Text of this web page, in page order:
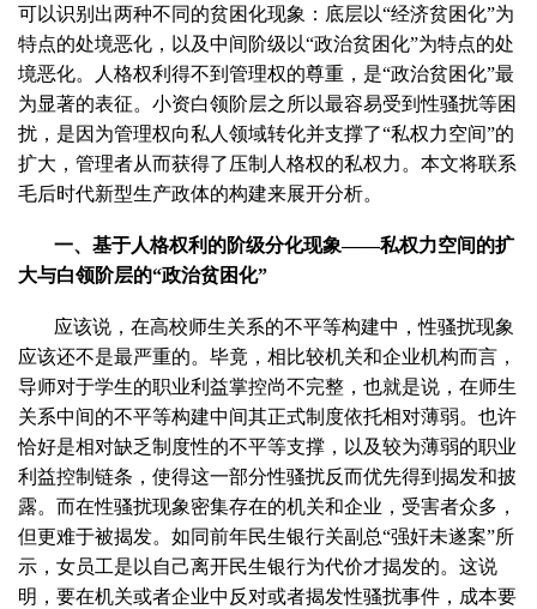
可以识别出两种不同的贫困化现象：底层以“经济贫困化”为
特点的处境恶化，以及中间阶级以“政治贫困化”为特点的处
境恶化。人格权利得不到管理权的尊重，是“政治贫困化”最
为显著的表征。小资白领阶层之所以最容易受到性骚扰等困
扰，是因为管理权向私人领域转化并支撑了“私权力空间”的
扩大，管理者从而获得了压制人格权的私权力。本文将联系
毛后时代新型生产政体的构建来展开分析。
一、基于人格权利的阶级分化现象——私权力空间的扩
大与白领阶层的“政治贫困化”
应该说，在高校师生关系的不平等构建中，性骚扰现象
应该还不是最严重的。毕竟，相比较机关和企业机构而言，
导师对于学生的职业利益掌控尚不完整，也就是说，在师生
关系中间的不平等构建中间其正式制度依托相对薄弱。也许
恰好是相对缺乏制度性的不平等支撑，以及较为薄弱的职业
利益控制链条，使得这一部分性骚扰反而优先得到揭发和披
露。而在性骚扰现象密集存在的机关和企业，受害者众多，
但更难于被揭发。如同前年民生银行关副总“强奸未遂案”所
示，女员工是以自己离开民生银行为代价才揭发的。这说
明，要在机关或者企业中反对或者揭发性骚扰事件，成本要